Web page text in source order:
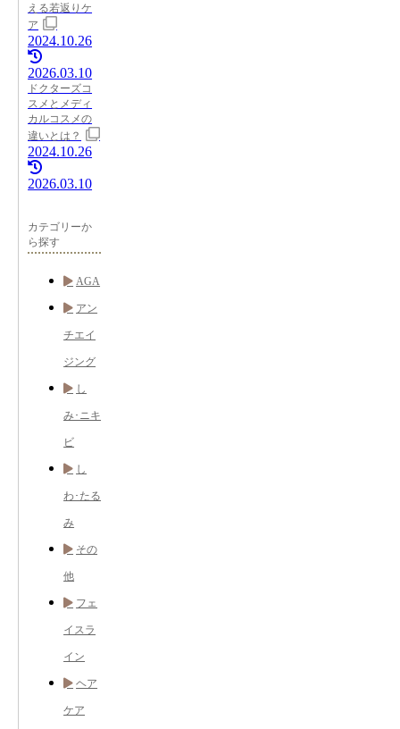
える若返りケ
ア
2024.10.26
2026.03.10
ドクターズコ
スメとメディ
カルコスメの
違いとは？
2024.10.26
2026.03.10
カテゴリーか
ら探す
AGA
アン
チエイ
ジング
し
み･ニキ
ビ
し
わ･たる
み
その
他
フェ
イスラ
イン
ヘア
ケア